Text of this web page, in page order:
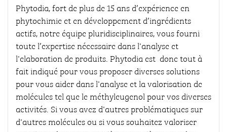
Phytodia, fort de plus de 15 ans d’expérience en
phytochimie et en développement d’ingrédients
actifs, notre équipe pluridisciplinaires, vous fourni
toute l’expertise nécessaire dans l'analyse et
l'elaboration de produits. Phytodia est donc tout à
fait indiqué pour vous proposer diverses solutions
pour vous aider dans l'analyse et la valorisation de
molécules tel que le méthyleugenol pour vos diverses
activités. Si vous avez d'autres problématiques sur
d'autres molécules ou si vous souhaitez valoriser